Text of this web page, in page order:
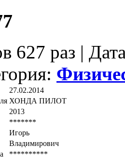
627 раз |
27.02.2014
ХОНДА ПИЛОТ
2013
*******
Игорь
Владимирович
**********